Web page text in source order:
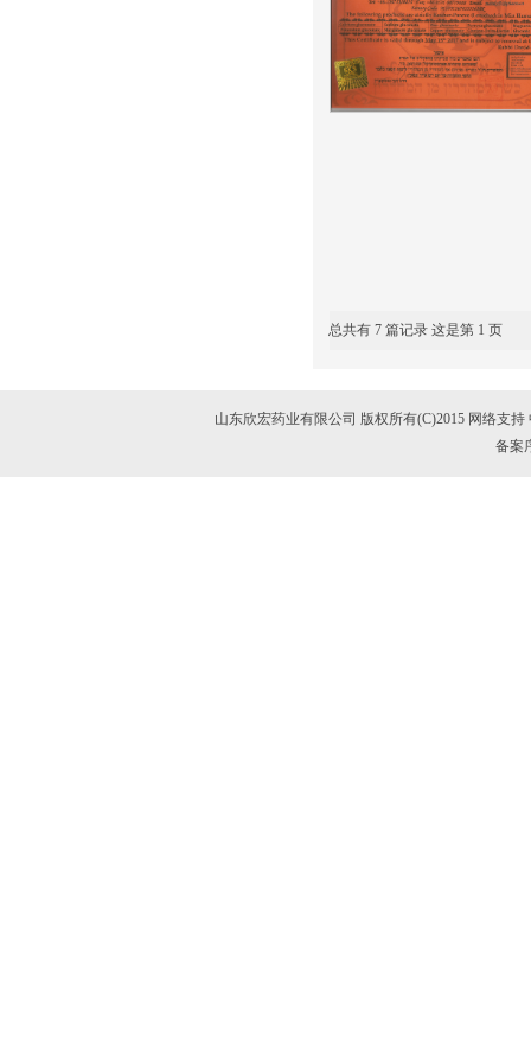
总共有 7 篇记录 这是第 1 页
山东欣宏药业有限公司 版权所有(C)2015 网络支持
备案